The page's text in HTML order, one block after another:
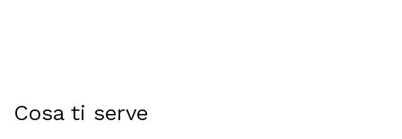
Cosa ti serve